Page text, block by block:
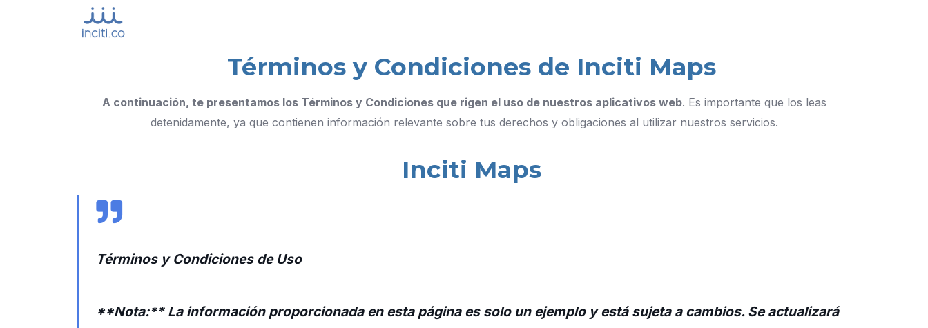
Términos y Condiciones de Inciti Maps
A continuación, te presentamos los Términos y Condiciones que rigen el uso de nuestros aplicativos web. Es importante que los leas
detenidamente, ya que contienen información relevante sobre tus derechos y obligaciones al utilizar nuestros servicios.
Inciti Maps
Términos y Condiciones de Uso
**Nota:** La información proporcionada en esta página es solo un ejemplo y está sujeta a cambios. Se actualizará